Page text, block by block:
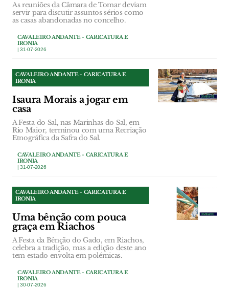
As reuniões da Câmara de Tomar deviam
servir para discutir assuntos sérios como
as casas abandonadas no concelho.
CAVALEIRO ANDANTE - CARICATURA E
IRONIA
| 31-07-2026
CAVALEIRO ANDANTE - CARICATURA E
IRONIA
Isaura Morais a jogar em
casa
A Festa do Sal, nas Marinhas do Sal, em
Rio Maior, terminou com uma Recriação
Etnográfica da Safra do Sal.
CAVALEIRO ANDANTE - CARICATURA E
IRONIA
| 31-07-2026
CAVALEIRO ANDANTE - CARICATURA E
IRONIA
Uma bênção com pouca
graça em Riachos
A Festa da Bênção do Gado, em Riachos,
celebra a tradição, mas a edição deste ano
tem estado envolta em polémicas.
CAVALEIRO ANDANTE - CARICATURA E
IRONIA
| 30-07-2026